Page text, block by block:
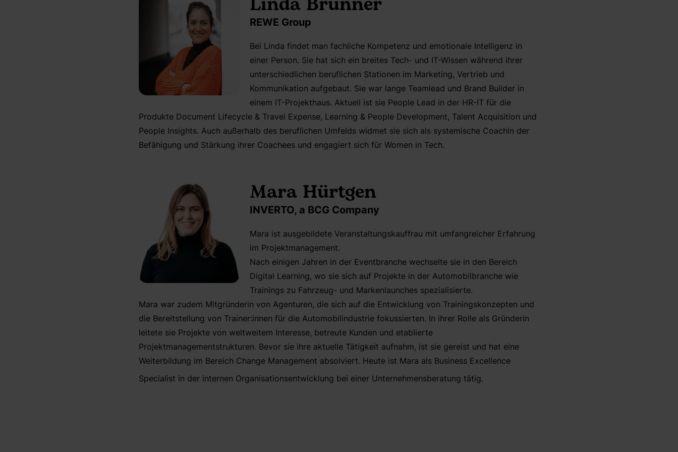
REWE Group
Bei Linda findet man fachliche Kompetenz und emotionale Intelligenz in
einer Person. Sie hat sich ein breites Tech- und IT-Wissen während ihrer
unterschiedlichen beruflichen Stationen im Marketing, Vertrieb und
Kommunikation aufgebaut. Sie war lange Teamlead und Brand Builder in
einem IT-Projekthaus. Aktuell ist sie People Lead in der HR-IT für die
Produkte Document Lifecycle & Travel Expense, Learning & People Development, Talent Acquisition und
People Insights. Auch außerhalb des beruflichen Umfelds widmet sie sich als systemische Coachin der
Befähigung und Stärkung ihrer Coachees und engagiert sich für Women in Tech.
Mara Hürtgen
INVERTO, a BCG Company
Mara ist ausgebildete Veranstaltungskauffrau mit umfangreicher Erfahrung
im Projektmanagement.
Nach einigen Jahren in der Eventbranche wechselte sie in den Bereich
Digital Learning, wo sie sich auf Projekte in der Automobilbranche wie
Trainings zu Fahrzeug- und Markenlaunches spezialisierte.
Mara war zudem Mitgründerin von Agenturen, die sich auf die Entwicklung von Trainingskonzepten und
die Bereitstellung von Trainer:innen für die Automobilindustrie fokussierten. In ihrer Rolle als Gründerin
leitete sie Projekte von weltweitem Interesse, betreute Kunden und etablierte
Projektmanagementstrukturen. Bevor sie ihre aktuelle Tätigkeit aufnahm, ist sie gereist und hat eine
Weiterbildung im Bereich Change Management absolviert. Heute ist Mara als Business Excellence
Specialist in der internen Organisationsentwicklung bei einer Unternehmensberatung tätig.